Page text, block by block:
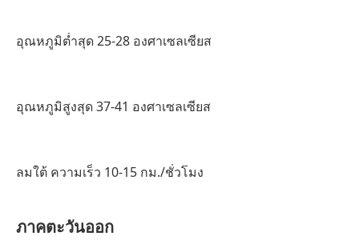
อุณหภูมิต่ำสุด 25-28 องศาเซลเซียส
อุณหภูมิสูงสุด 37-41 องศาเซลเซียส
ลมใต้ ความเร็ว 10-15 กม./ชั่วโมง
ภาคตะวันออก